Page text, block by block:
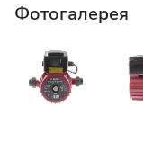
Фотогалерея